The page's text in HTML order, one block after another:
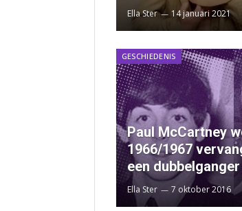
Ella Ster 14 januari 2021
GESCHIEDENIS
Paul McCartney
1966/1967
een dubbelganger
Ella Ster 7 oktober 2016